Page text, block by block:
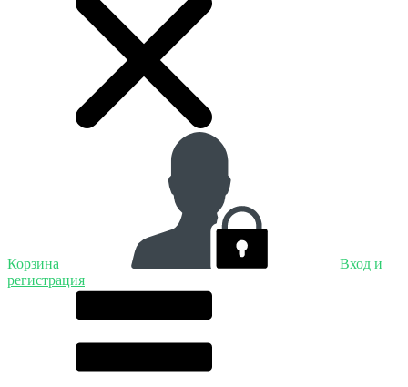
Корзина
Вход и
регистрация